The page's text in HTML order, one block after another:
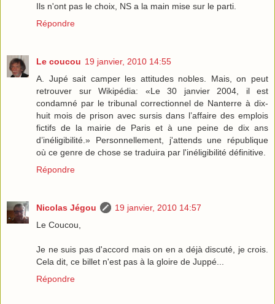
Ils n'ont pas le choix, NS a la main mise sur le parti.
Répondre
Le coucou 19 janvier, 2010 14:55
A. Jupé sait camper les attitudes nobles. Mais, on peut
retrouver sur Wikipédia: «Le 30 janvier 2004, il est
condamné par le tribunal correctionnel de Nanterre à dix-
huit mois de prison avec sursis dans l’affaire des emplois
fictifs de la mairie de Paris et à une peine de dix ans
d’inéligibilité.» Personnellement, j'attends une république
où ce genre de chose se traduira par l'inéligibilité définitive.
Répondre
Nicolas Jégou
19 janvier, 2010 14:57
Le Coucou,
Je ne suis pas d'accord mais on en a déjà discuté, je crois.
Cela dit, ce billet n'est pas à la gloire de Juppé...
Répondre